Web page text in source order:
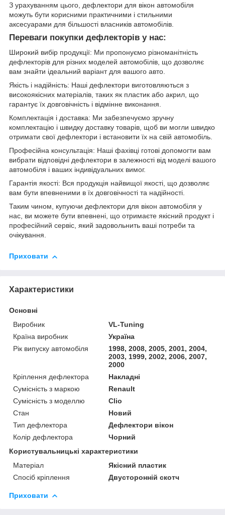
З урахуванням цього, дефлектори для вікон автомобіля
можуть бути корисними практичними і стильними
аксесуарами для більшості власників автомобілів.
Переваги покупки дефлекторів у нас:
Широкий вибір продукції: Ми пропонуємо різноманітність
дефлекторів для різних моделей автомобілів, що дозволяє
вам знайти ідеальний варіант для вашого авто.
Якість і надійність: Наші дефлектори виготовляються з
високоякісних матеріалів, таких як пластик або акрил, що
гарантує їх довговічність і відмінне виконання.
Комплектація і доставка: Ми забезпечуємо зручну
комплектацію і швидку доставку товарів, щоб ви могли швидко
отримати свої дефлектори і встановити їх на свій автомобіль.
Професійна консультація: Наші фахівці готові допомогти вам
вибрати відповідні дефлектори в залежності від моделі вашого
автомобіля і ваших індивідуальних вимог.
Гарантія якості: Вся продукція найвищої якості, що дозволяє
вам бути впевненими в їх довговічності та надійності.
Таким чином, купуючи дефлектори для вікон автомобіля у
нас, ви можете бути впевнені, що отримаєте якісний продукт і
професійний сервіс, який задовольнить ваші потреби та
очікування.
Приховати
Характеристики
Основні
Виробник
VL-Tuning
Країна виробник
Україна
Рік випуску автомобіля
1998, 2008, 2005, 2001, 2004,
2003, 1999, 2002, 2006, 2007,
2000
Кріплення дефлектора
Накладні
Сумісність з маркою
Renault
Сумісність з моделлю
Clio
Стан
Новий
Тип дефлектора
Дефлектори вікон
Колір дефлектора
Чорний
Користувальницькі характеристики
Матеріал
Якісний пластик
Спосіб кріплення
Двусторонній скотч
Приховати